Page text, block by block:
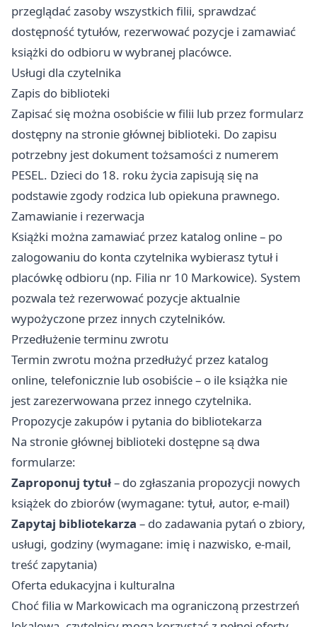
przeglądać zasoby wszystkich filii, sprawdzać
dostępność tytułów, rezerwować pozycje i zamawiać
książki do odbioru w wybranej placówce.
Usługi dla czytelnika
Zapis do biblioteki
Zapisać się można osobiście w filii lub przez formularz
dostępny na stronie głównej biblioteki. Do zapisu
potrzebny jest dokument tożsamości z numerem
PESEL. Dzieci do 18. roku życia zapisują się na
podstawie zgody rodzica lub opiekuna prawnego.
Zamawianie i rezerwacja
Książki można zamawiać przez katalog online – po
zalogowaniu do konta czytelnika wybierasz tytuł i
placówkę odbioru (np. Filia nr 10 Markowice). System
pozwala też rezerwować pozycje aktualnie
wypożyczone przez innych czytelników.
Przedłużenie terminu zwrotu
Termin zwrotu można przedłużyć przez katalog
online, telefonicznie lub osobiście – o ile książka nie
jest zarezerwowana przez innego czytelnika.
Propozycje zakupów i pytania do bibliotekarza
Na stronie głównej biblioteki dostępne są dwa
formularze:
Zaproponuj tytuł– do zgłaszania propozycji nowych
książek do zbiorów (wymagane: tytuł, autor, e-mail)
Zapytaj bibliotekarza – do zadawania pytań o zbiory,
usługi, godziny (wymagane: imię i nazwisko, e-mail,
treść zapytania)
Oferta edukacyjna i kulturalna
Choć filia w Markowicach ma ograniczoną przestrzeń